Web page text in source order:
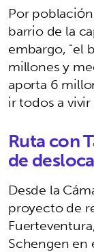
Por
barrio de la
embargo, "el
millones y
aporta 6
ir todos a
Ruta con
de
Desde la
proyecto de
Schengen en